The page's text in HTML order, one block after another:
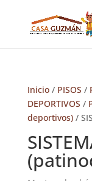
Inicio/ PISOS /
DEPORTIVOS /
deportivos)/